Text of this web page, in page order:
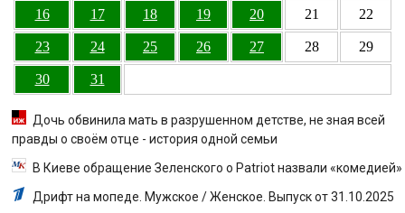
16 17 18 19 20 21 22
23 24 25 26 27 28 29
30 31
Дочь обвинила мать в разрушенном детстве, не зная всей
правды о своём отце - история одной семьи
В Киеве обращение Зеленского о Patriot назвали «комедией»
Дрифт на мопеде. Мужское / Женское. Выпуск от 31.10.2025